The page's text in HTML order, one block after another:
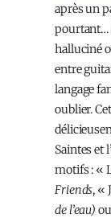
après un
pourtant…
halluciné
entre
langage
oublier.
Saintes et
motifs : «
Friends, «
de l’eau)